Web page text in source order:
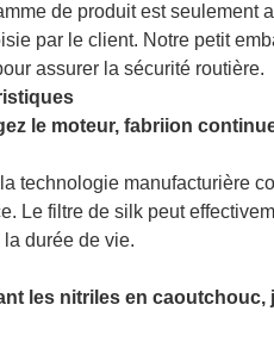
de produit est seulement
par le client. Notre petit
assurer la sécurité routière.
le moteur, fabriion
technologie manufacturière
Le filtre de silk peut
durée de vie.
les nitriles en